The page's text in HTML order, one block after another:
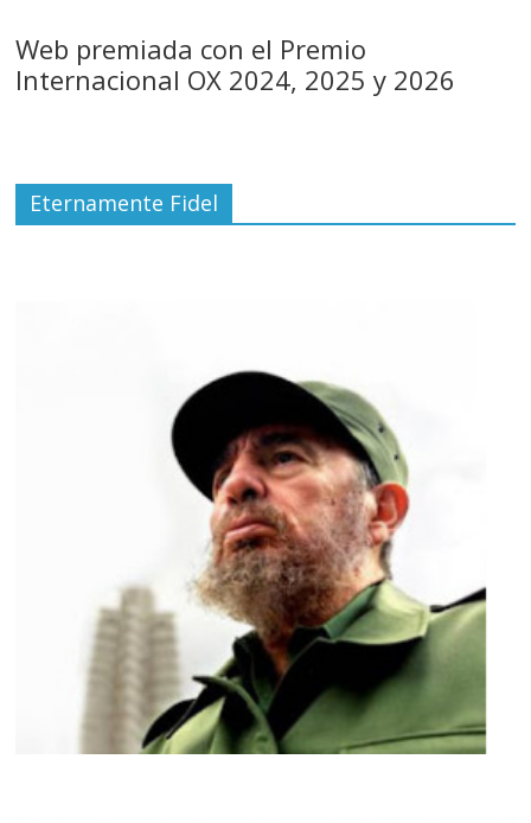
Web premiada con el Premio
Internacional OX 2024, 2025 y 2026
Eternamente Fidel